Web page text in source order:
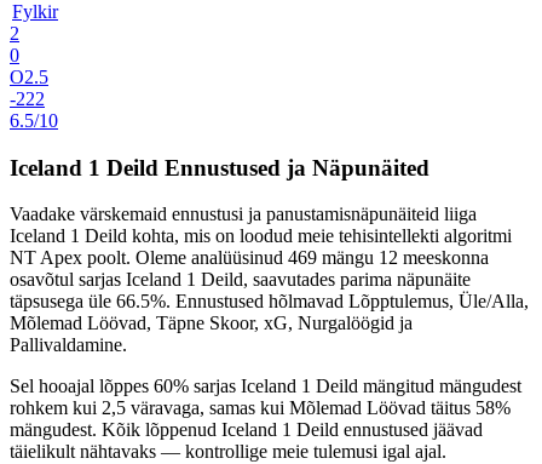
Fylkir
2
0
O2.5
-222
6.5/10
Iceland 1 Deild Ennustused ja Näpunäited
Vaadake värskemaid ennustusi ja panustamisnäpunäiteid liiga
Iceland 1 Deild kohta, mis on loodud meie tehisintellekti algoritmi
NT Apex poolt. Oleme analüüsinud 469 mängu 12 meeskonna
osavõtul sarjas Iceland 1 Deild, saavutades parima näpunäite
täpsusega üle 66.5%. Ennustused hõlmavad Lõpptulemus, Üle/Alla,
Mõlemad Löövad, Täpne Skoor, xG, Nurgalöögid ja
Pallivaldamine.
Sel hooajal lõppes 60% sarjas Iceland 1 Deild mängitud mängudest
rohkem kui 2,5 väravaga, samas kui Mõlemad Löövad täitus 58%
mängudest. Kõik lõppenud Iceland 1 Deild ennustused jäävad
täielikult nähtavaks — kontrollige meie tulemusi igal ajal.